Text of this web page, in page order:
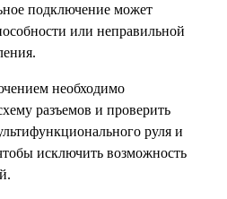
подключение может
или неправильной
необходимо
разъемов и проверить
руля и
исключить возможность